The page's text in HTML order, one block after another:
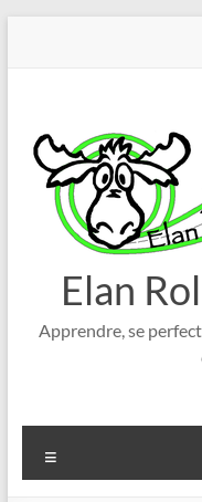
Elan
Apprendre, se